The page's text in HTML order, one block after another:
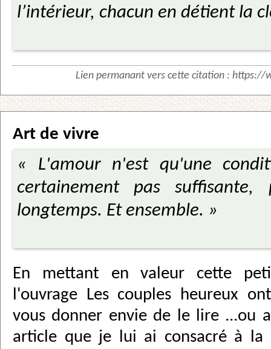
l’intérieur, chacun en détient la
Lien permanant vers cette citation : https://
Art de vivre
« L'amour n'est qu'une
certainement pas suffisante,
longtemps. Et ensemble. »
En mettant en valeur cette
l'ouvrage Les couples heureux
vous donner envie de le lire ...ou
article que je lui ai consacré à la